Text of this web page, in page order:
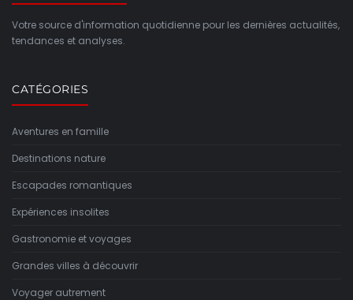
Votre source d'information quotidienne pour les dernières actualités,
tendances et analyses.
CATÉGORIES
Aventures en famille
Destinations nature
Escapades romantiques
Expériences insolites
Gastronomie et voyages
Grandes villes à découvrir
Voyager autrement